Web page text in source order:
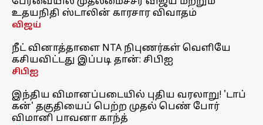
உதயநிதி ஸ்டாலின் காரசார விவாதம்
விஜய்
நீட் வினாத்தாளை NTA நிபுணர்கள் வெளியே
கசியவிட்டது இப்படி தான்: சிபிஐ
சிபிஐ
இந்திய விமானப்படையில் புதிய வரலாறு! 'டாப்
கன்' தகுதியைப் பெற்ற முதல் பெண் போர்
விமானி பாவனா காந்த்